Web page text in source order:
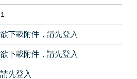
1
欲下載附件，請先登入
欲下載附件，請先登入
請先登入